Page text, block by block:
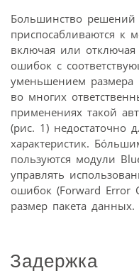
Большинство
приспосабливаются к
включая или
ошибок с
уменьшением размера
во многих
применениях такой
(рис. 1) недостаточно
характеристик.
пользуются модули
управлять
ошибок (Forward Error
размер пакета данных.
Задержка